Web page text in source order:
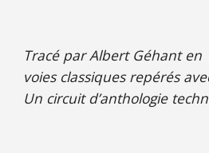
Tracé par Albert Géhant
voies classiques repérés
Un circuit d’anthologie